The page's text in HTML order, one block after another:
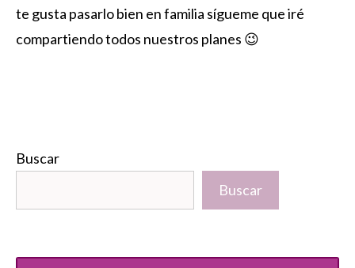
te gusta pasarlo bien en familia sígueme que iré
compartiendo todos nuestros planes 😉
Buscar
Buscar